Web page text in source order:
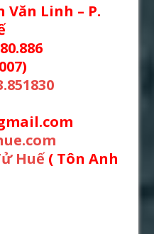
Văn Linh – P.
Huế( Tôn Anh